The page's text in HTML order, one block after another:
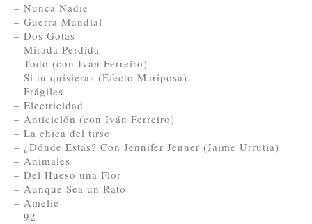
– Nunca Nadie
– Guerra Mundial
– Dos Gotas
– Mirada Perdida
– Todo (con Iván Ferreiro)
– Si tu quisieras (Efecto Mariposa)
– Frágiles
– Electricidad
– Anticiclón (con Iván Ferreiro)
– La chica del tirso
– ¿Dónde Estás? Con Jennifer Jenner (Jaime Urrutia)
– Animales
– Del Hueso una Flor
– Aunque Sea un Rato
– Amelie
– 92